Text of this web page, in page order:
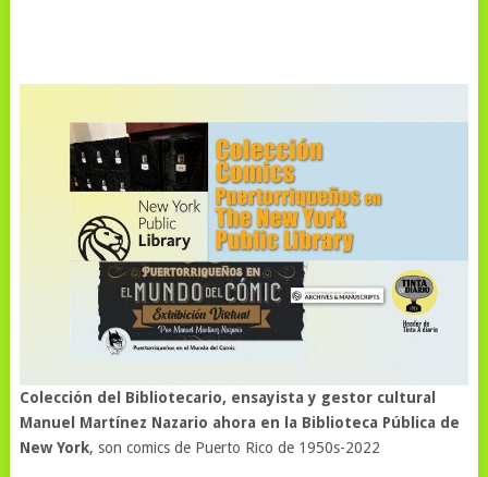
Colección del Bibliotecario, ensayista y gestor cultural
Manuel Martínez Nazario ahora en la Biblioteca Pública de
New York, son comics de Puerto Rico de 1950s-2022